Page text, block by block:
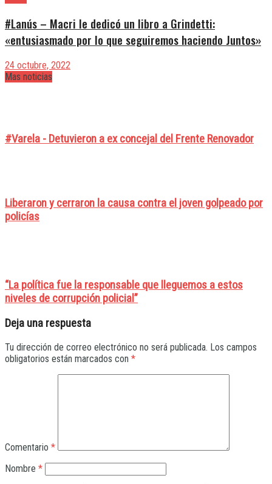
#Lanús – Macri le dedicó un libro a Grindetti:
«entusiasmado por lo que seguiremos haciendo Juntos»
24 octubre, 2022
Mas noticias
#Varela - Detuvieron a ex concejal del Frente Renovador
Liberaron y cerraron la causa contra el joven golpeado por
policías
“La política fue la responsable que lleguemos a estos
niveles de corrupción policial”
Deja una respuesta
Tu dirección de correo electrónico no será publicada. Los campos
obligatorios están marcados con *
Comentario *
Nombre *